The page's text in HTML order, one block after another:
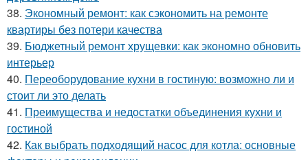
38. Экономный ремонт: как сэкономить на ремонте
квартиры без потери качества
39. Бюджетный ремонт хрущевки: как экономно обновить
интерьер
40. Переоборудование кухни в гостиную: возможно ли и
стоит ли это делать
41. Преимущества и недостатки объединения кухни и
гостиной
42. Как выбрать подходящий насос для котла: основные